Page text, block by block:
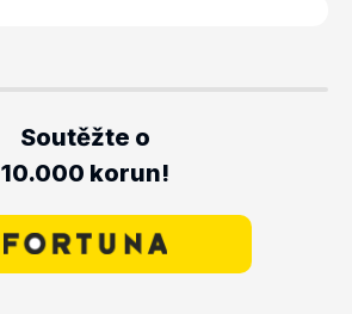
Soutěžte o
10.000 korun!